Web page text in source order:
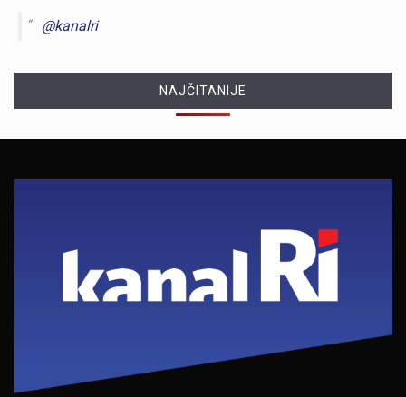
@kanalri
NAJČITANIJE